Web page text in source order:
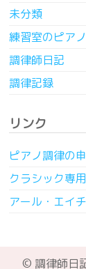
未分類
練習室のピア
調律師日記
調律記録
リンク
ピアノ調律の
クラシック専
アール・エイ
© 調律師日